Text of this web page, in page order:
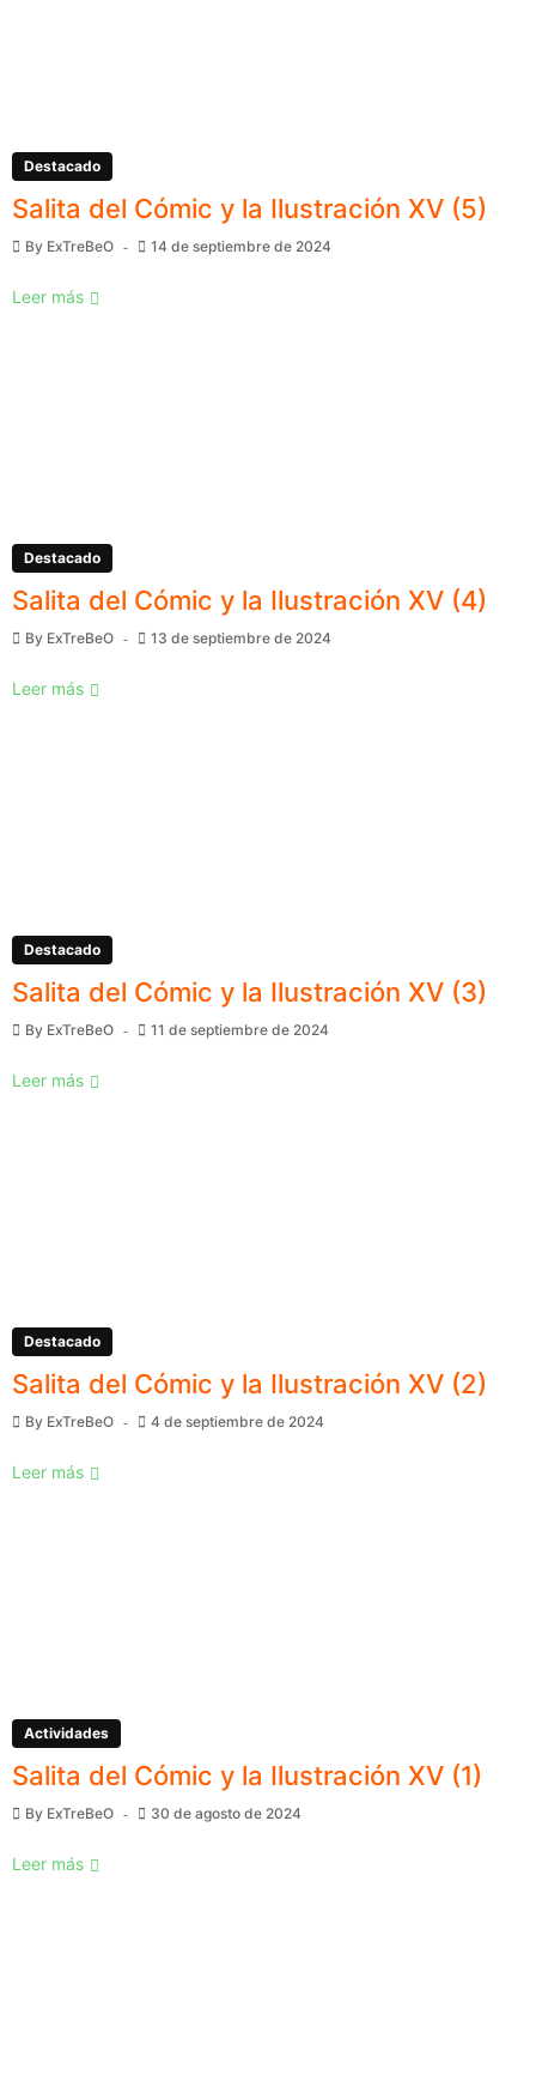
Destacado
Salita del Cómic y la Ilustración XV (5)
By ExTreBeO 14 de septiembre de 2024
Leer más
Destacado
Salita del Cómic y la Ilustración XV (4)
By ExTreBeO 13 de septiembre de 2024
Leer más
Destacado
Salita del Cómic y la Ilustración XV (3)
By ExTreBeO 11 de septiembre de 2024
Leer más
Destacado
Salita del Cómic y la Ilustración XV (2)
By ExTreBeO 4 de septiembre de 2024
Leer más
Actividades
Salita del Cómic y la Ilustración XV (1)
By ExTreBeO 30 de agosto de 2024
Leer más